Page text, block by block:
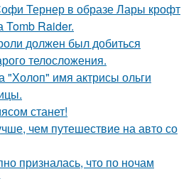
Тернер в образе Лары крофт
Tomb Raider.
должен был добиться
телосложения.
имя актрисы ольги
станет!
чем путешествие на авто со
призналась, что по ночам